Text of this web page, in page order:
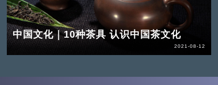
中国文化｜10种茶具 认识中国茶文化
2021-08-12